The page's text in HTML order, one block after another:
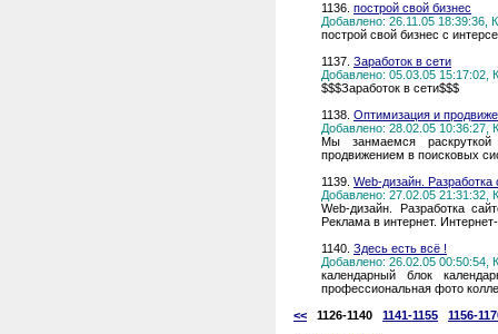
1136. построй свой бизнес
Добавлено: 26.11.05 18:39:36,
построй свой бизнес с
1137. Заработок в сети
Добавлено: 05.03.05 15:17:02,
$$$Заработок в сети$$$
1138. Оптимизация и
Добавлено: 28.02.05 10:36:27,
Мы занмаемся
продвижением в поисковых
1139. Web-дизайн. Разработка
Добавлено: 27.02.05 21:31:32,
Web-дизайн. Разработка
Реклама в интернет.
1140. Здесь есть всё !
Добавлено: 26.02.05 00:50:54,
календарный блок
профессиональная фото
<<
1126-1140 1141-1155
1156-